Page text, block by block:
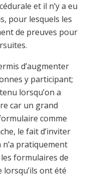
et il n’y a eu
pour lesquels les
de preuves pour
d’augmenter
y participant;
lorsqu’on a
car un grand
comme
le fait d’inviter
pratiquement
formulaires de
lorsqu’ils ont été